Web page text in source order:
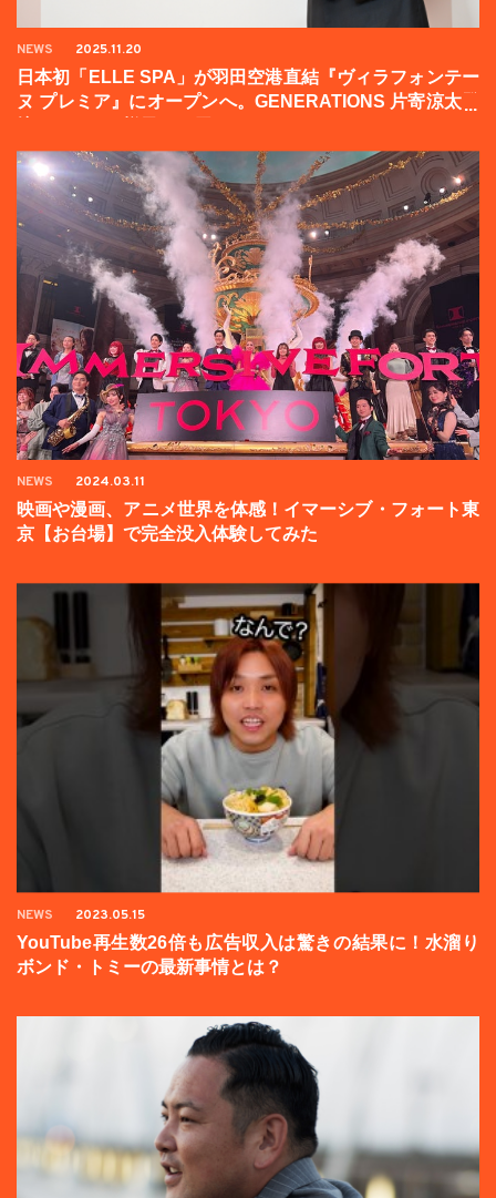
NEWS 2025.11.20
日本初「ELLE SPA」が羽田空港直結『ヴィラフォンテー
ヌ プレミア』にオープンへ。GENERATIONS 片寄涼太登
NEWS 2024.03.11
映画や漫画、アニメ世界を体感！イマーシブ・フォート東
京【お台場】で完全没入体験してみた
NEWS 2023.05.15
YouTube再生数26倍も広告収入は驚きの結果に！水溜り
ボンド・トミーの最新事情とは？